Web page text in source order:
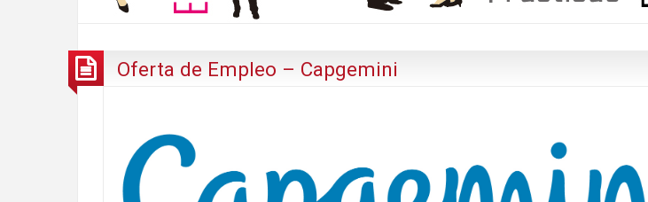
Oferta de Empleo – Capgemini